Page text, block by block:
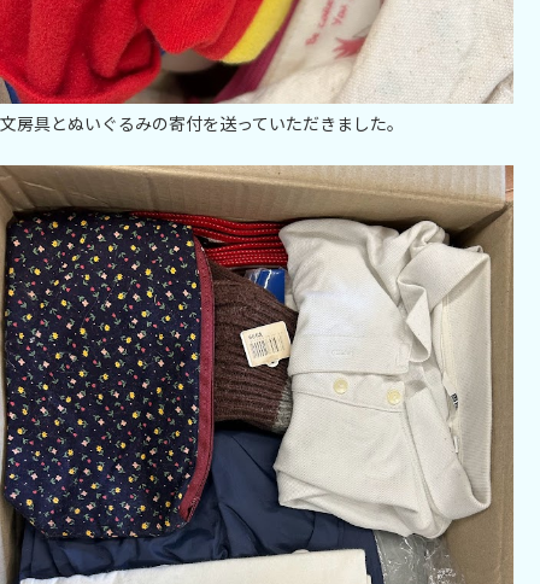
文房具とぬいぐるみの寄付を送っていただきました。